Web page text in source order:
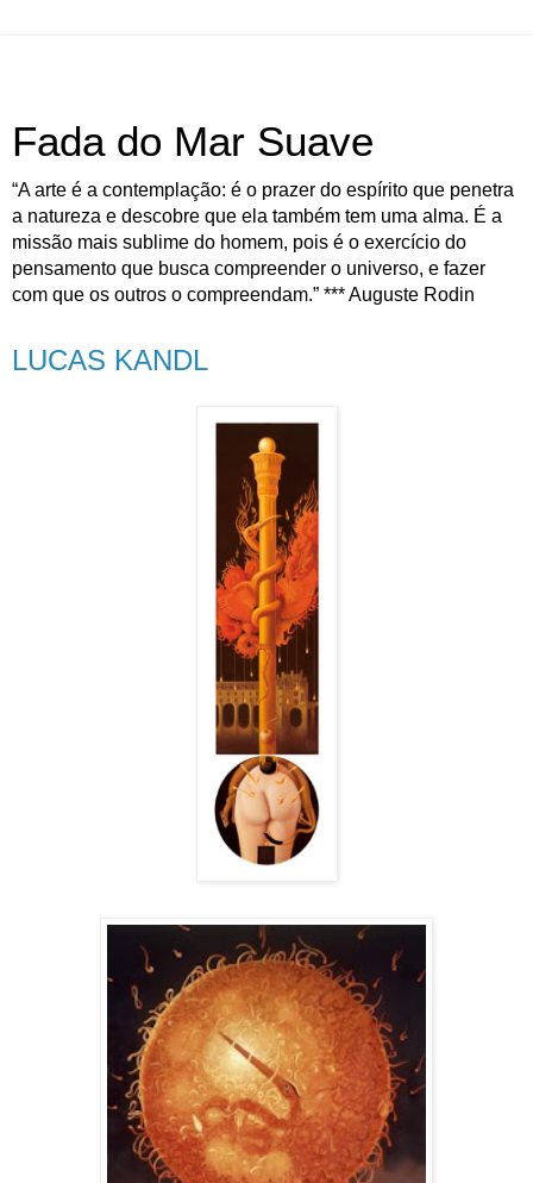
Fada do Mar Suave
“A arte é a contemplação: é o prazer do espírito que penetra
a natureza e descobre que ela também tem uma alma. É a
missão mais sublime do homem, pois é o exercício do
pensamento que busca compreender o universo, e fazer
com que os outros o compreendam.” *** Auguste Rodin
LUCAS KANDL